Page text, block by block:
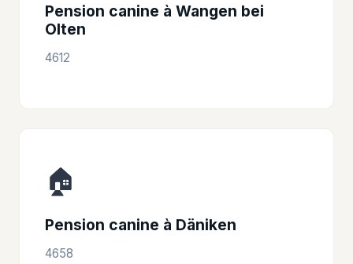
Pension canine à Wangen bei
Olten
4612
🏠
Pension canine à Däniken
4658